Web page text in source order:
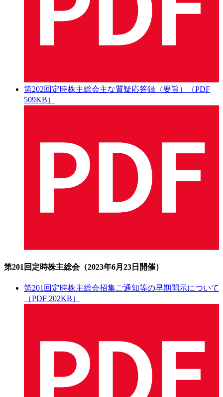
第202回定時株主総会主な質疑応答録（要旨）（PDF
509KB）
第201回定時株主総会（2023年6月23日開催）
第201回定時株主総会招集ご通知等の早期開示について
（PDF 202KB）